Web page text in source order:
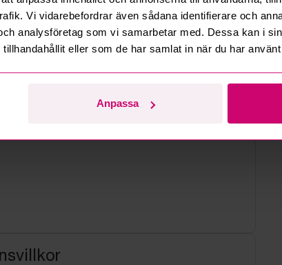
Vi vidarebefordrar även sådana identifierare och
analysföretag som vi samarbetar med. Dessa kan i
eller som de har samlat in när du har
Anpassa